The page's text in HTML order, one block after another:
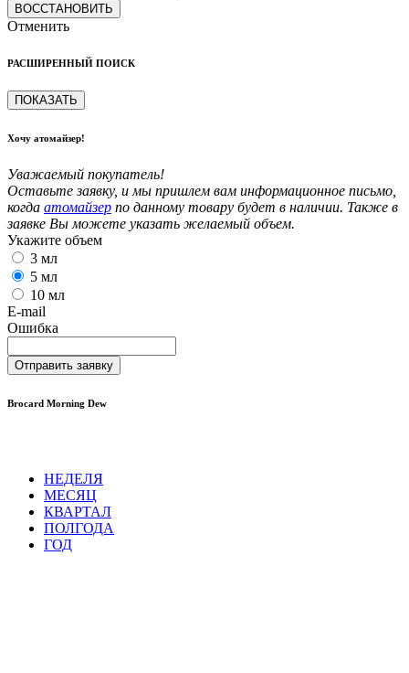
ВОССТАНОВИТЬ
Отменить
РАСШИРЕННЫЙ ПОИСК
ПОКАЗАТЬ
Хочу атомайзер!
Уважаемый покупатель!
Оставьте заявку, и мы пришлем вам информационное письмо,
когда атомайзер по данному товару будет в наличии. Также в
заявке Вы можете указать желаемый объем.
Укажите объем
3 мл
5 мл
10 мл
E-mail
Ошибка
Отправить заявку
Brocard Morning Dew
НЕДЕЛЯ
МЕСЯЦ
КВАРТАЛ
ПОЛГОДА
ГОД